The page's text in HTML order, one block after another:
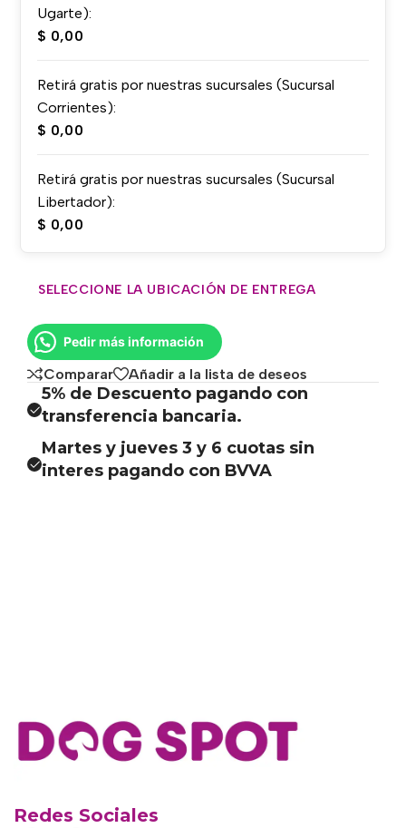
Ugarte):
$ 0,00
Retirá gratis por nuestras sucursales (Sucursal
Corrientes):
$ 0,00
Retirá gratis por nuestras sucursales (Sucursal
Libertador):
$ 0,00
SELECCIONE LA UBICACIÓN DE ENTREGA
Pedir más información
Comparar Añadir a la lista de deseos
5% de Descuento pagando con
transferencia bancaria.
Martes y jueves 3 y 6 cuotas sin
interes pagando con BVVA
Redes Sociales